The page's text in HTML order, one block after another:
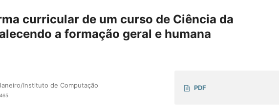
curricular de um curso de Ciência da
a formação geral e humana
Instituto de Computação PDF